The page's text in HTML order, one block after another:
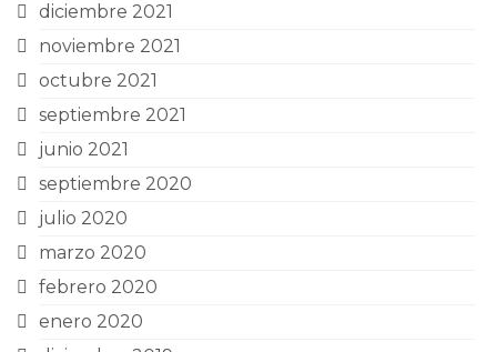
diciembre 2021
noviembre 2021
octubre 2021
septiembre 2021
junio 2021
septiembre 2020
julio 2020
marzo 2020
febrero 2020
enero 2020